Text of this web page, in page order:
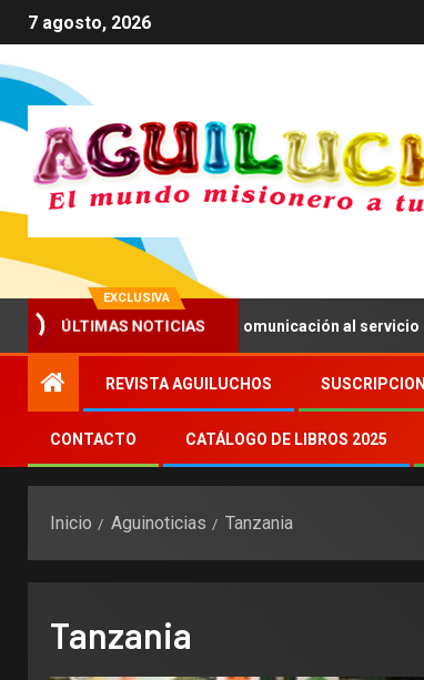
7 agosto, 2026
EXCLUSIVA
ÚLTIMAS NOTICIAS
anima a impulsar una comunicación al servicio del
REVISTA AGUILUCHOS
CONTACTO CATÁLOGO DE LIBROS 2025
Inicio Aguinoticias Tanzania
Tanzania